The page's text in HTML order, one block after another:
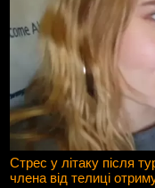
Стрес у літаку після
члена від телиці